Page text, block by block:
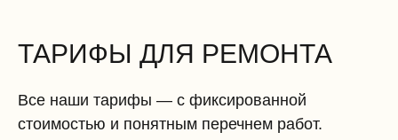
ТАРИФЫ ДЛЯ РЕМОНТА
Все наши тарифы — с фиксированной
стоимостью и понятным перечнем работ.